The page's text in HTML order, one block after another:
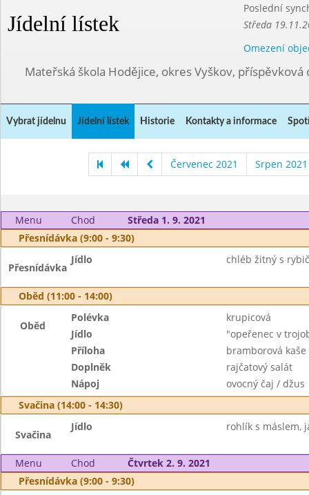
Jídelní lístek
Poslední
Středa
Omezení
Mateřská škola Hodějice, okres Vyškov, příspěvková
Vybrat jídelnu Jídelní lístek Historie Kontakty a informace
Červenec 2021 Srpen 2021
Menu Chod
Středa 1. 9. 2021
Přesnídávka (9:00 - 9:30)
Přesnídávka
Jídlo chléb žitný s
Oběd (11:00 - 14:00)
Oběd
Polévka
krupicová
Jídlo
"opeřenec v
Příloha
bramborová kaše
Doplněk
rajčatový salát
Nápoj
ovocný čaj / džus
Svačina (14:00 - 14:30)
Svačina
Jídlo rohlík s máslem,
Menu Chod
Čtvrtek 2. 9. 2021
Přesnídávka (9:00 - 9:30)